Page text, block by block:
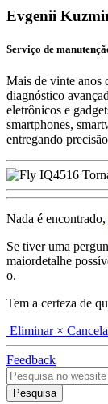
Evgenii
Serviço de
Mais de vinte anos
diagnóstico
eletrônicos e
smartphones,
entregando
Nada é encontrado,
Se tiver uma
maiordetalhe
o.
Tem a certeza de
Eliminar ×
Feedback